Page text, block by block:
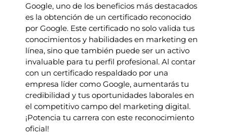
Google, uno de los beneficios más destacados
es la obtención de un certificado reconocido
por Google. Este certificado no solo valida tus
conocimientos y habilidades en marketing en
línea, sino que también puede ser un activo
invaluable para tu perfil profesional. Al contar
con un certificado respaldado por una
empresa líder como Google, aumentarás tu
credibilidad y tus oportunidades laborales en
el competitivo campo del marketing digital.
¡Potencia tu carrera con este reconocimiento
oficial!